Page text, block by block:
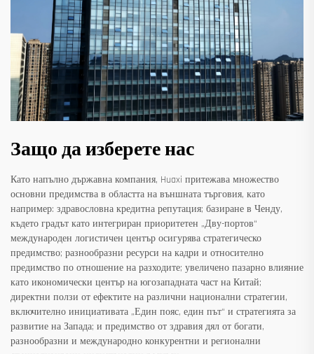
Защо да изберете нас
Като напълно държавна компания, Huaxi притежава множество
основни предимства в областта на външната търговия, като
например: здравословна кредитна репутация; базиране в Ченду,
където градът като интегриран приоритетен „Дву-портов“
международен логистичен център осигурява стратегическо
предимство; разнообразни ресурси на кадри и относително
предимство по отношение на разходите; увеличено пазарно влияние
като икономически център на югозападната част на Китай;
директни ползи от ефектите на различни национални стратегии,
включително инициативата „Един пояс, един път“ и стратегията за
развитие на Запада; и предимство от здравия дял от богати,
разнообразни и международно конкурентни и регионални